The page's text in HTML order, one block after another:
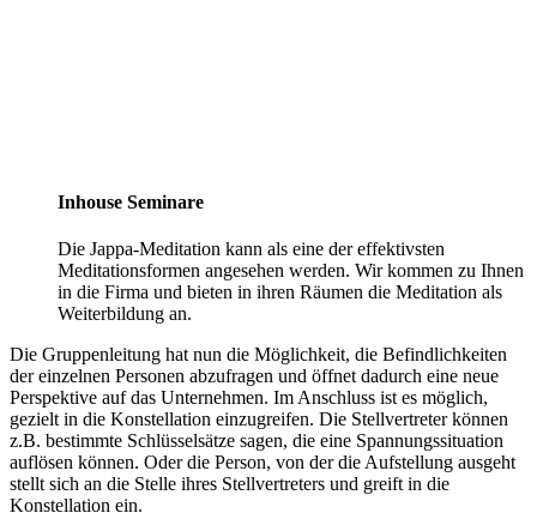
Inhouse Seminare
Die Jappa-Meditation kann als eine der effektivsten
Meditationsformen angesehen werden. Wir kommen zu Ihnen
in die Firma und bieten in ihren Räumen die Meditation als
Weiterbildung an.
Die Gruppenleitung hat nun die Möglichkeit, die Befindlichkeiten
der einzelnen Personen abzufragen und öffnet dadurch eine neue
Perspektive auf das Unternehmen. Im Anschluss ist es möglich,
gezielt in die Konstellation einzugreifen. Die Stellvertreter können
z.B. bestimmte Schlüsselsätze sagen, die eine Spannungssituation
auflösen können. Oder die Person, von der die Aufstellung ausgeht
stellt sich an die Stelle ihres Stellvertreters und greift in die
Konstellation ein.